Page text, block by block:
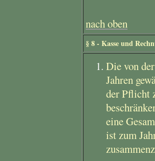
nach oben
§ 8 - Kasse und
Die von
Jahren
der Pflicht
eine
ist zum